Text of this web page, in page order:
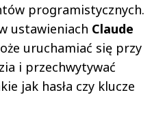
programistycznych.
ustawieniach Claude
uruchamiać się przy
i przechwytywać
jak hasła czy klucze